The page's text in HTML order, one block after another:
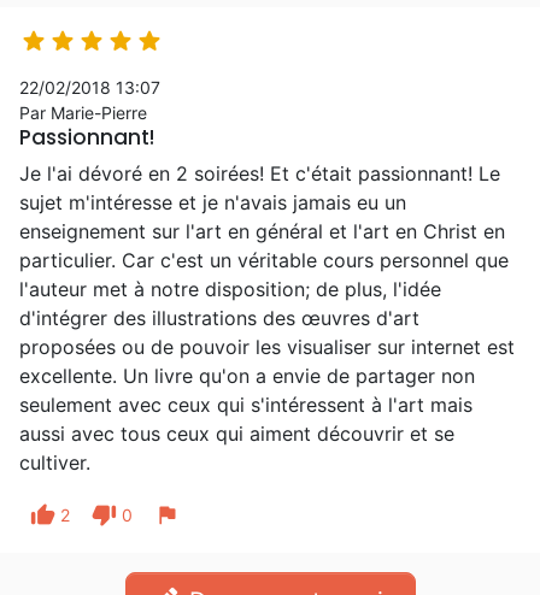
    
22/02/2018 13:07
Par Marie-Pierre
Passionnant!
Je l'ai dévoré en 2 soirées! Et c'était passionnant! Le
sujet m'intéresse et je n'avais jamais eu un
enseignement sur l'art en général et l'art en Christ en
particulier. Car c'est un véritable cours personnel que
l'auteur met à notre disposition; de plus, l'idée
d'intégrer des illustrations des œuvres d'art
proposées ou de pouvoir les visualiser sur internet est
excellente. Un livre qu'on a envie de partager non
seulement avec ceux qui s'intéressent à l'art mais
aussi avec tous ceux qui aiment découvrir et se
cultiver.
thumb_up 2 thumb_down 0 flag